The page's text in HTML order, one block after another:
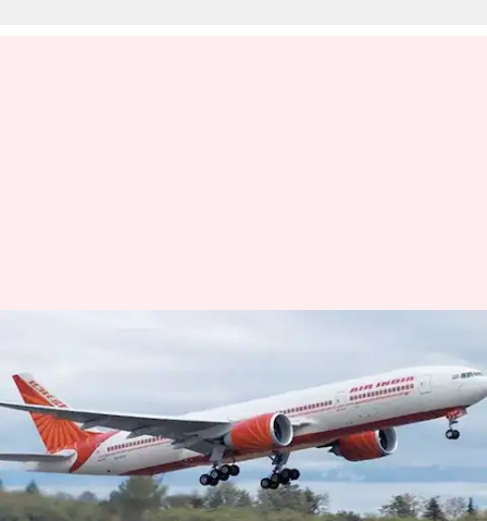
ఎమర్జెన్సీ ల్యాండింగ్..సహాయం
కోసం ముంబయి నుంచి మరో ఫ్లైట్
వ్రాసిన వారు TEJAVYAS BESTHA Jun 07, 2023 01:09 pm
ఈ వార్తాకథనం ఏంటి